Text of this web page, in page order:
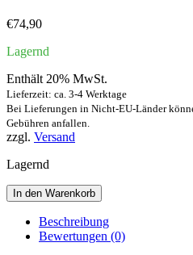
€74,90
Lagernd
Enthält 20% MwSt.
Lieferzeit: ca. 3-4 Werktage
Bei Lieferungen in Nicht-EU-Länder
Gebühren anfallen.
zzgl. Versand
Lagernd
Hornady
ELD-
Cal.
In den Warenkorb
Beschreibung
Bewertungen (0)